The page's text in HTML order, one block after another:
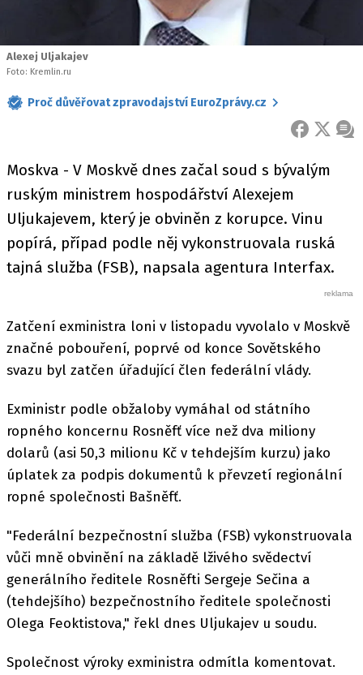
Alexej Uljakajev
Foto: Kremlin.ru
Proč důvěřovat zpravodajství EuroZprávy.cz
FACEBOOK
X
Moskva - V Moskvě dnes začal soud s bývalým
ruským ministrem hospodářství Alexejem
Uljukajevem, který je obviněn z korupce. Vinu
popírá, případ podle něj vykonstruovala ruská
tajná služba (FSB), napsala agentura Interfax.
Zatčení exministra loni v listopadu vyvolalo v Moskvě
značné pobouření, poprvé od konce Sovětského
svazu byl zatčen úřadující člen federální vlády.
Exministr podle obžaloby vymáhal od státního
ropného koncernu Rosněfť více než dva miliony
dolarů (asi 50,3 milionu Kč v tehdejším kurzu) jako
úplatek za podpis dokumentů k převzetí regionální
ropné společnosti Bašněfť.
"Federální bezpečnostní služba (FSB) vykonstruovala
vůči mně obvinění na základě lživého svědectví
generálního ředitele Rosněfti Sergeje Sečina a
(tehdejšího) bezpečnostního ředitele společnosti
Olega Feoktistova," řekl dnes Uljukajev u soudu.
Společnost výroky exministra odmítla komentovat.